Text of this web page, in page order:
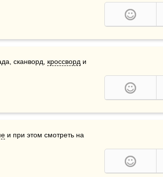
сканворд, кроссворд и
и при этом смотреть на